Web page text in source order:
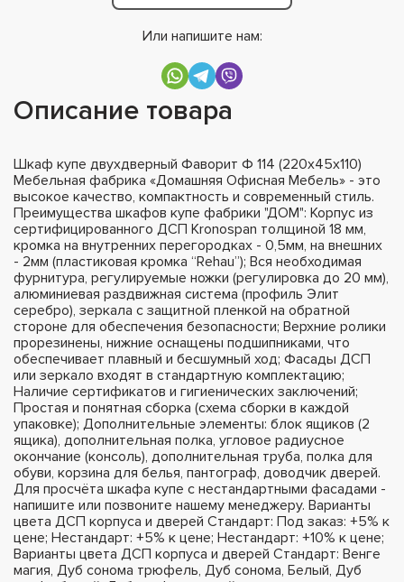
Или напишите нам:
Описание товара
Шкаф купе двухдверный Фаворит Ф 114 (220х45х110)
Мебельная фабрика «Домашняя Офисная Мебель» - это
высокое качество, компактность и современный стиль.
Преимущества шкафов купе фабрики "ДОМ": Корпус из
сертифицированного ДСП Kronospan толщиной 18 мм,
кромка на внутренних перегородках - 0,5мм, на внешних
- 2мм (пластиковая кромка “Rehau”); Вся необходимая
фурнитура, регулируемые ножки (регулировка до 20 мм),
алюминиевая раздвижная система (профиль Элит
серебро), зеркала с защитной пленкой на обратной
стороне для обеспечения безопасности; Верхние ролики
прорезинены, нижние оснащены подшипниками, что
обеспечивает плавный и бесшумный ход; Фасады ДСП
или зеркало входят в стандартную комплектацию;
Наличие сертификатов и гигиенических заключений;
Простая и понятная сборка (схема сборки в каждой
упаковке); Дополнительные элементы: блок ящиков (2
ящика), дополнительная полка, угловое радиусное
окончание (консоль), дополнительная труба, полка для
обуви, корзина для белья, пантограф, доводчик дверей.
Для просчёта шкафа купе с нестандартными фасадами -
напишите или позвоните нашему менеджеру. Варианты
цвета ДСП корпуса и дверей Стандарт: Под заказ: +5% к
цене; Нестандарт: +5% к цене; Нестандарт: +10% к цене;
Варианты цвета ДСП корпуса и дверей Стандарт: Венге
магия, Дуб сонома трюфель, Дуб сонома, Белый, Дуб